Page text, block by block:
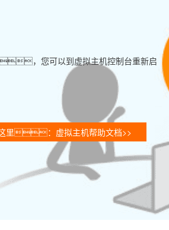
，您可以到虚拟主机控制台重新启
里：虚拟主机帮助文档>>